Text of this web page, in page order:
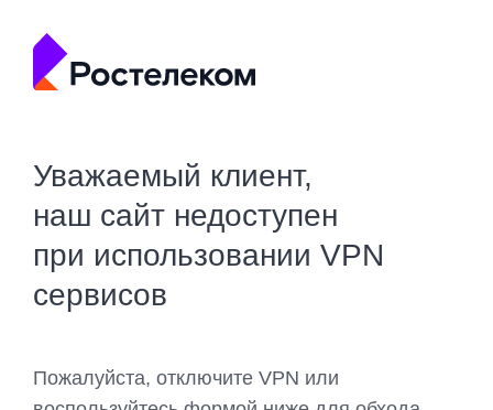
Уважаемый клиент,
наш сайт недоступен
при использовании VPN
сервисов
Пожалуйста, отключите VPN или